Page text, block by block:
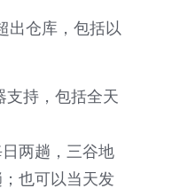
出仓库，包括以
支持，包括全天
两趟，三谷地
也可以当天发